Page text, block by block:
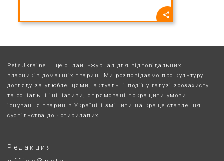
PetsUkraine — це онлайн-журнал для відповідальних
власників домашніх тварин. Ми розповідаємо про культуру
догляду за улюбленцями, актуальні події у галузі зоозахисту
та соціальні ініціативи, спрямовані покращити умови
існування тварин в Україні і змінити на краще ставлення
суспільства до чотирилапих.
Редакция